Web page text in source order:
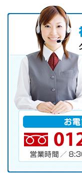
初めての方へ キャ
お気軽にお申し込み下
ピュアなお水とお湯
サーバレンタル
ご自宅まで配送
※ご契約なさらなくて
お電話でのお問合せ